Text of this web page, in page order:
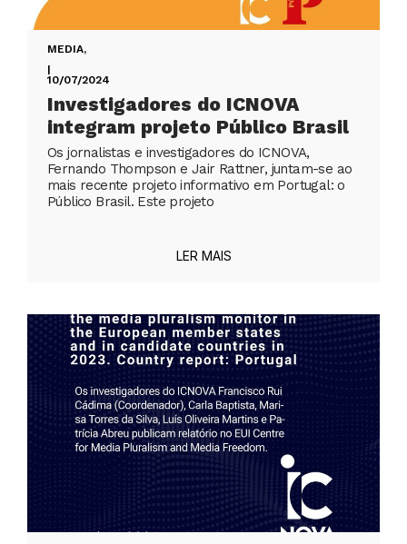
MEDIA,
|
10/07/2024
Investigadores do ICNOVA
integram projeto Público Brasil
Os jornalistas e investigadores do ICNOVA,
Fernando Thompson e Jair Rattner, juntam-se ao
mais recente projeto informativo em Portugal: o
Público Brasil. Este projeto
LER MAIS